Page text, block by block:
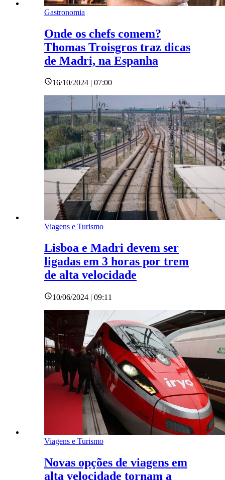
Gastronomia
Onde os chefs comem?
Thomas Troisgros traz dicas
de Madri, na Espanha
16/10/2024 | 07:00
Viagens e Turismo
Lisboa e Madri devem ser
ligadas em 3 horas por trem
de alta velocidade
10/06/2024 | 09:11
Viagens e Turismo
Novas opções de viagens em
alta velocidade tornam a